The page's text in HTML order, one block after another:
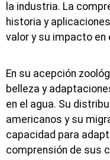
la industria. La
historia y
valor y su impacto en
En su acepción
belleza y
en el agua. Su
americanos y su
capacidad para
comprensión de sus